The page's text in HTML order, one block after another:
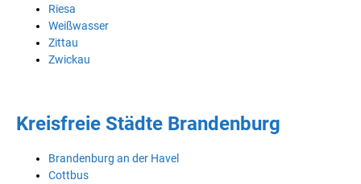
Riesa
Weißwasser
Zittau
Zwickau
Kreisfreie Städte Brandenburg
Brandenburg an der Havel
Cottbus